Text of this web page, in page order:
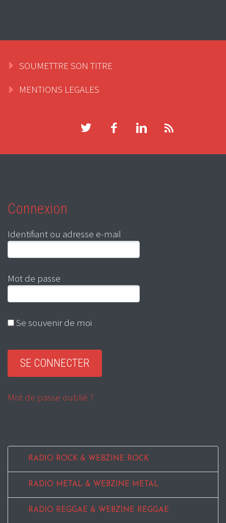
SOUMETTRE SON TITRE
MENTIONS LEGALES
Connexion
Identifiant ou adresse e-mail
Mot de passe
Se souvenir de moi
Mot de passe oublié ?
RADIO ROCK & WEBZINE ROCK
RADIO METAL & WEBZINE METAL
RADIO REGGAE & WEBZINE REGGAE